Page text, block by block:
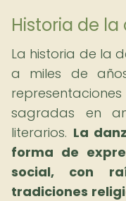
Historia de
La historia de la
a miles de
sagradas en
literarios. La
forma de
social, con
tradiciones